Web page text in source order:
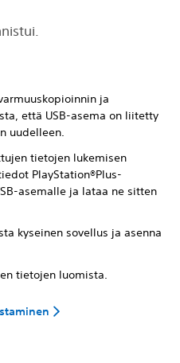
ja
että USB-asema on liitetty
uudelleen.
tietojen lukemisen
PlayStation®Plus-
asemalle ja lataa ne sitten
kyseinen sovellus ja asenna
tietojen luomista.